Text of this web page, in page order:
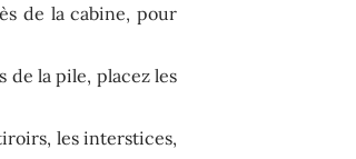
de la cabine, pour
de la pile, placez les
les interstices,